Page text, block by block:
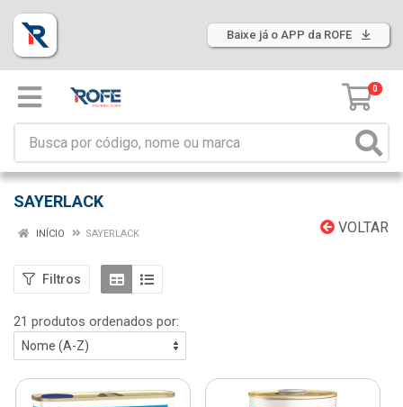
Baixe já o APP da ROFE
0
SAYERLACK
VOLTAR
INÍCIO SAYERLACK
Filtros
21 produtos ordenados por: